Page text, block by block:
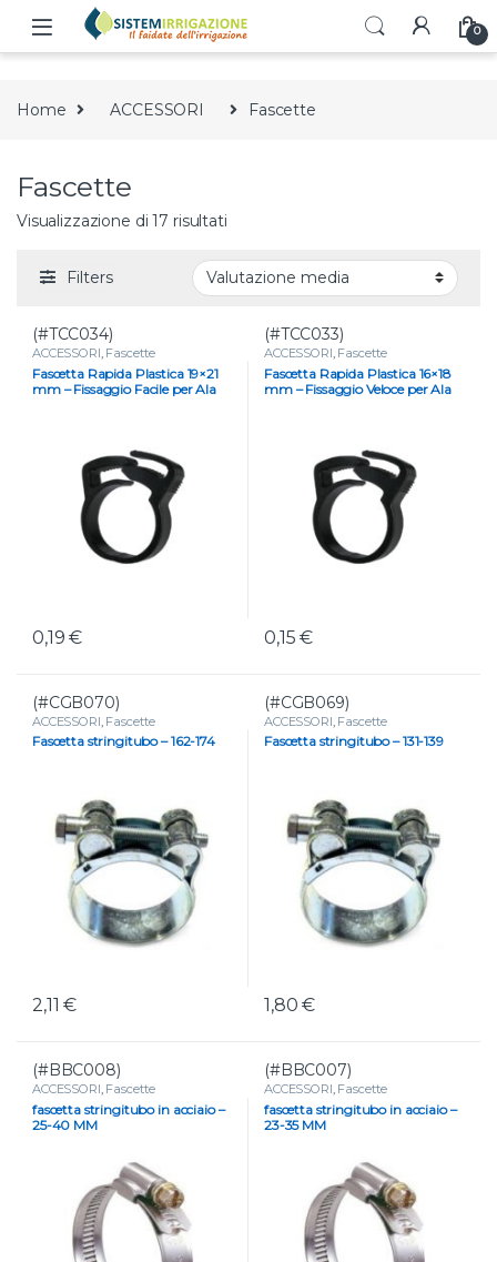
Skip to navigation
Skip to content
0
Home ACCESSORI Fascette
Fascette
Visualizzazione di 17 risultatiValutazione media
Filters
(#TCC034)
ACCESSORI, Fascette
Fascetta Rapida Plastica 19×21
mm – Fissaggio Facile per Ala
0,19€
(#TCC033)
ACCESSORI, Fascette
Fascetta Rapida Plastica 16×18
mm – Fissaggio Veloce per Ala
0,15€
(#CGB070)
ACCESSORI Fascette
Fascetta stringitubo – 162-174
2,11€
(#CGB069)
ACCESSORI Fascette
Fascetta stringitubo – 131-139
1,80€
(#BBC008)
ACCESSORI, Fascette
fascetta stringitubo in acciaio –
25-40 MM
(#BBC007)
ACCESSORI, Fascette
fascetta stringitubo in acciaio –
23-35 MM